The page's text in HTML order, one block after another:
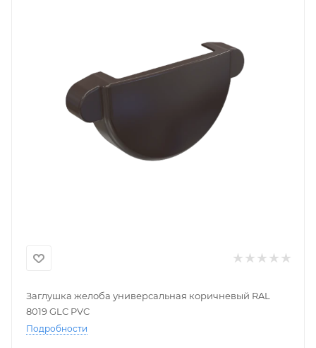
Заглушка желоба универсальная коричневый RAL
8019 GLC PVC
Подробности